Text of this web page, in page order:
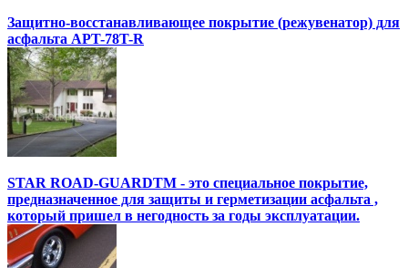
Защитно-восстанавливающее покрытие (режувенатор) для
асфальта APT-78T-R
STAR ROAD-GUARDTM - это специальное покрытие,
предназначенное для защиты и герметизации асфальта ,
который пришел в негодность за годы эксплуатации.